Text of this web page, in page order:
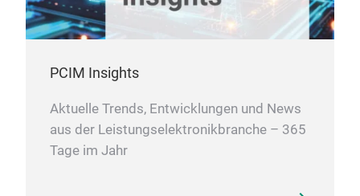
PCIM Insights
Aktuelle Trends, Entwicklungen und News
aus der Leistungselektronikbranche – 365
Tage im Jahr